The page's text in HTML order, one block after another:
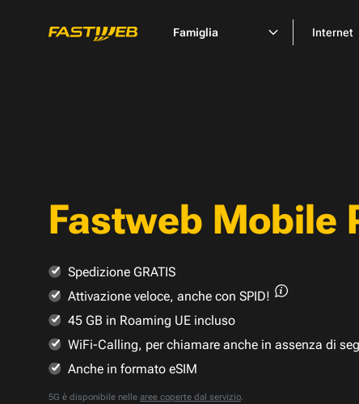
Famiglia Internet
Fastweb Mobile
Spedizione GRATIS
Attivazione veloce, anche con SPID!
45 GB in Roaming UE incluso
WiFi-Calling, per chiamare anche in assenza di
Anche in formato eSIM
5G è disponibile nelle aree coperte dal servizio.